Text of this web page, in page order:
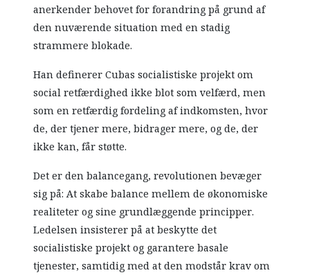
anerkender behovet for forandring på grund af
den nuværende situation med en stadig
strammere blokade.
Han definerer Cubas socialistiske projekt om
social retfærdighed ikke blot som velfærd, men
som en retfærdig fordeling af indkomsten, hvor
de, der tjener mere, bidrager mere, og de, der
ikke kan, får støtte.
Det er den balancegang, revolutionen bevæger
sig på: At skabe balance mellem de økonomiske
realiteter og sine grundlæggende principper.
Ledelsen insisterer på at beskytte det
socialistiske projekt og garantere basale
tjenester, samtidig med at den modstår krav om